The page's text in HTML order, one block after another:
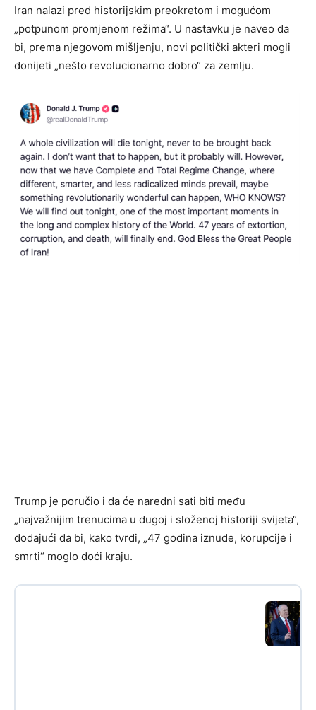
Iran nalazi pred historijskim preokretom i mogućom
„potpunom promjenom režima“. U nastavku je naveo da
bi, prema njegovom mišljenju, novi politički akteri mogli
donijeti „nešto revolucionarno dobro“ za zemlju.
Trump je poručio i da će naredni sati biti među
„najvažnijim trenucima u dugoj i složenoj historiji svijeta“,
dodajući da bi, kako tvrdi, „47 godina iznude, korupcije i
smrti“ moglo doći kraju.